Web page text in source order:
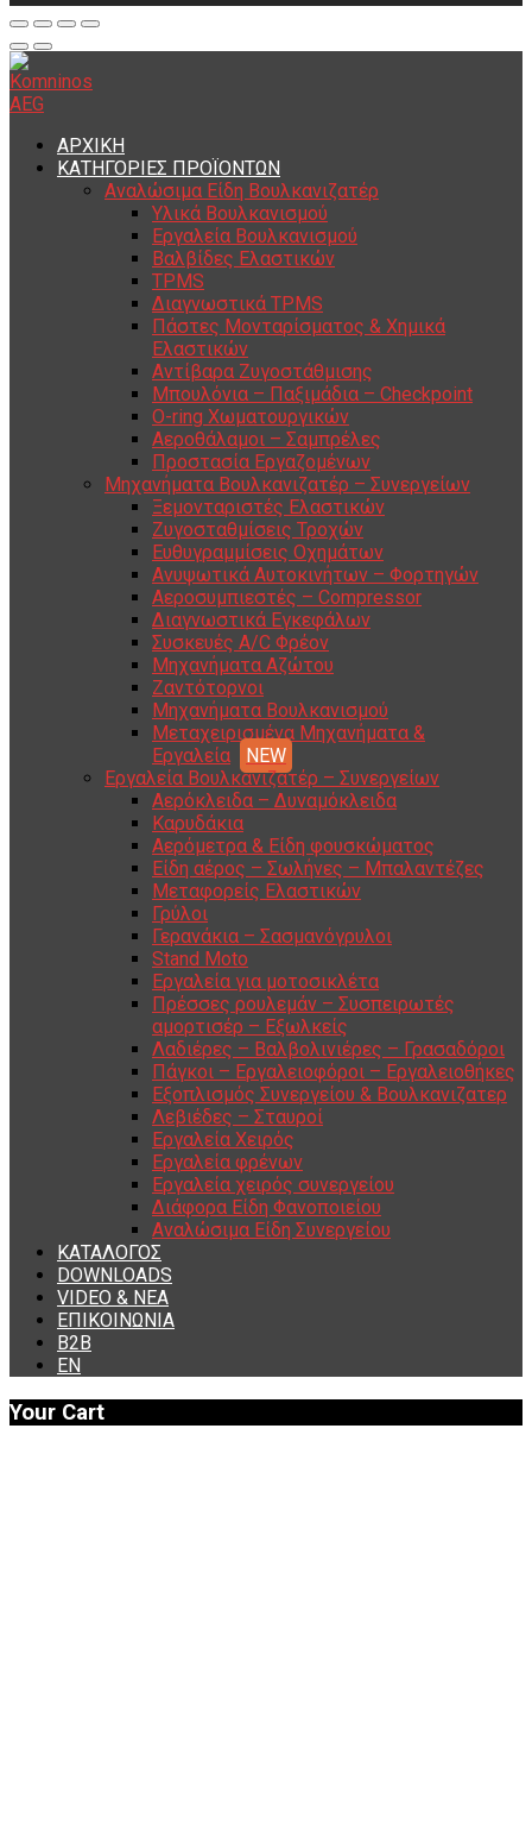
ΑΡΧΙΚΗ
ΚΑΤΗΓΟΡΙΕΣ ΠΡΟΪΟΝΤΩΝ
Αναλώσιμα Είδη Βουλκανιζατέρ
Υλικά Βουλκανισμού
Εργαλεία Βουλκανισμού
Βαλβίδες Ελαστικών
TPMS
Διαγνωστικά TPMS
Πάστες Μονταρίσματος & Χημικά
Ελαστικών
Αντίβαρα Ζυγοστάθμισης
Μπουλόνια – Παξιμάδια – Checkpoint
O-ring Χωματουργικών
Αεροθάλαμοι – Σαμπρέλες
Προστασία Εργαζομένων
Μηχανήματα Βουλκανιζατέρ – Συνεργείων
Ξεμονταριστές Ελαστικών
Ζυγοσταθμίσεις Τροχών
Ευθυγραμμίσεις Οχημάτων
Ανυψωτικά Αυτοκινήτων – Φορτηγών
Αεροσυμπιεστές – Compressor
Διαγνωστικά Εγκεφάλων
Συσκευές A/C Φρέον
Μηχανήματα Αζώτου
Ζαντότορνοι
Μηχανήματα Βουλκανισμού
Μεταχειρισμένα Μηχανήματα &
Εργαλεία
Εργαλεία Βουλκανιζατέρ – Συνεργείων
Αερόκλειδα – Δυναμόκλειδα
Καρυδάκια
Αερόμετρα & Είδη φουσκώματος
Είδη αέρος – Σωλήνες – Μπαλαντέζες
Μεταφορείς Ελαστικών
Γρύλοι
Γερανάκια – Σασμανόγρυλοι
Stand Moto
Εργαλεία για μοτοσικλέτα
Πρέσσες ρουλεμάν – Συσπειρωτές
αμορτισέρ – Εξωλκείς
Λαδιέρες – Βαλβολινιέρες – Γρασαδόροι
Πάγκοι – Εργαλειοφόροι – Εργαλειοθήκες
Εξοπλισμός Συνεργείου & Βουλκανιζατερ
Λεβιέδες – Σταυροί
Εργαλεία Χειρός
Εργαλεία φρένων
Εργαλεία χειρός συνεργείου
Διάφορα Είδη Φανοποιείου
Αναλώσιμα Είδη Συνεργείου
ΚΑΤΑΛΟΓΟΣ
DOWNLOADS
VIDEO & ΝΕΑ
ΕΠΙΚΟΙΝΩΝΙΑ
B2B
ΕΝ
Your Cart